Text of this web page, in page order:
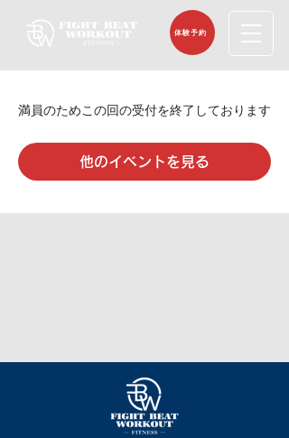
体験予約
満員のためこの回の受付を終了しております
他のイベントを見る